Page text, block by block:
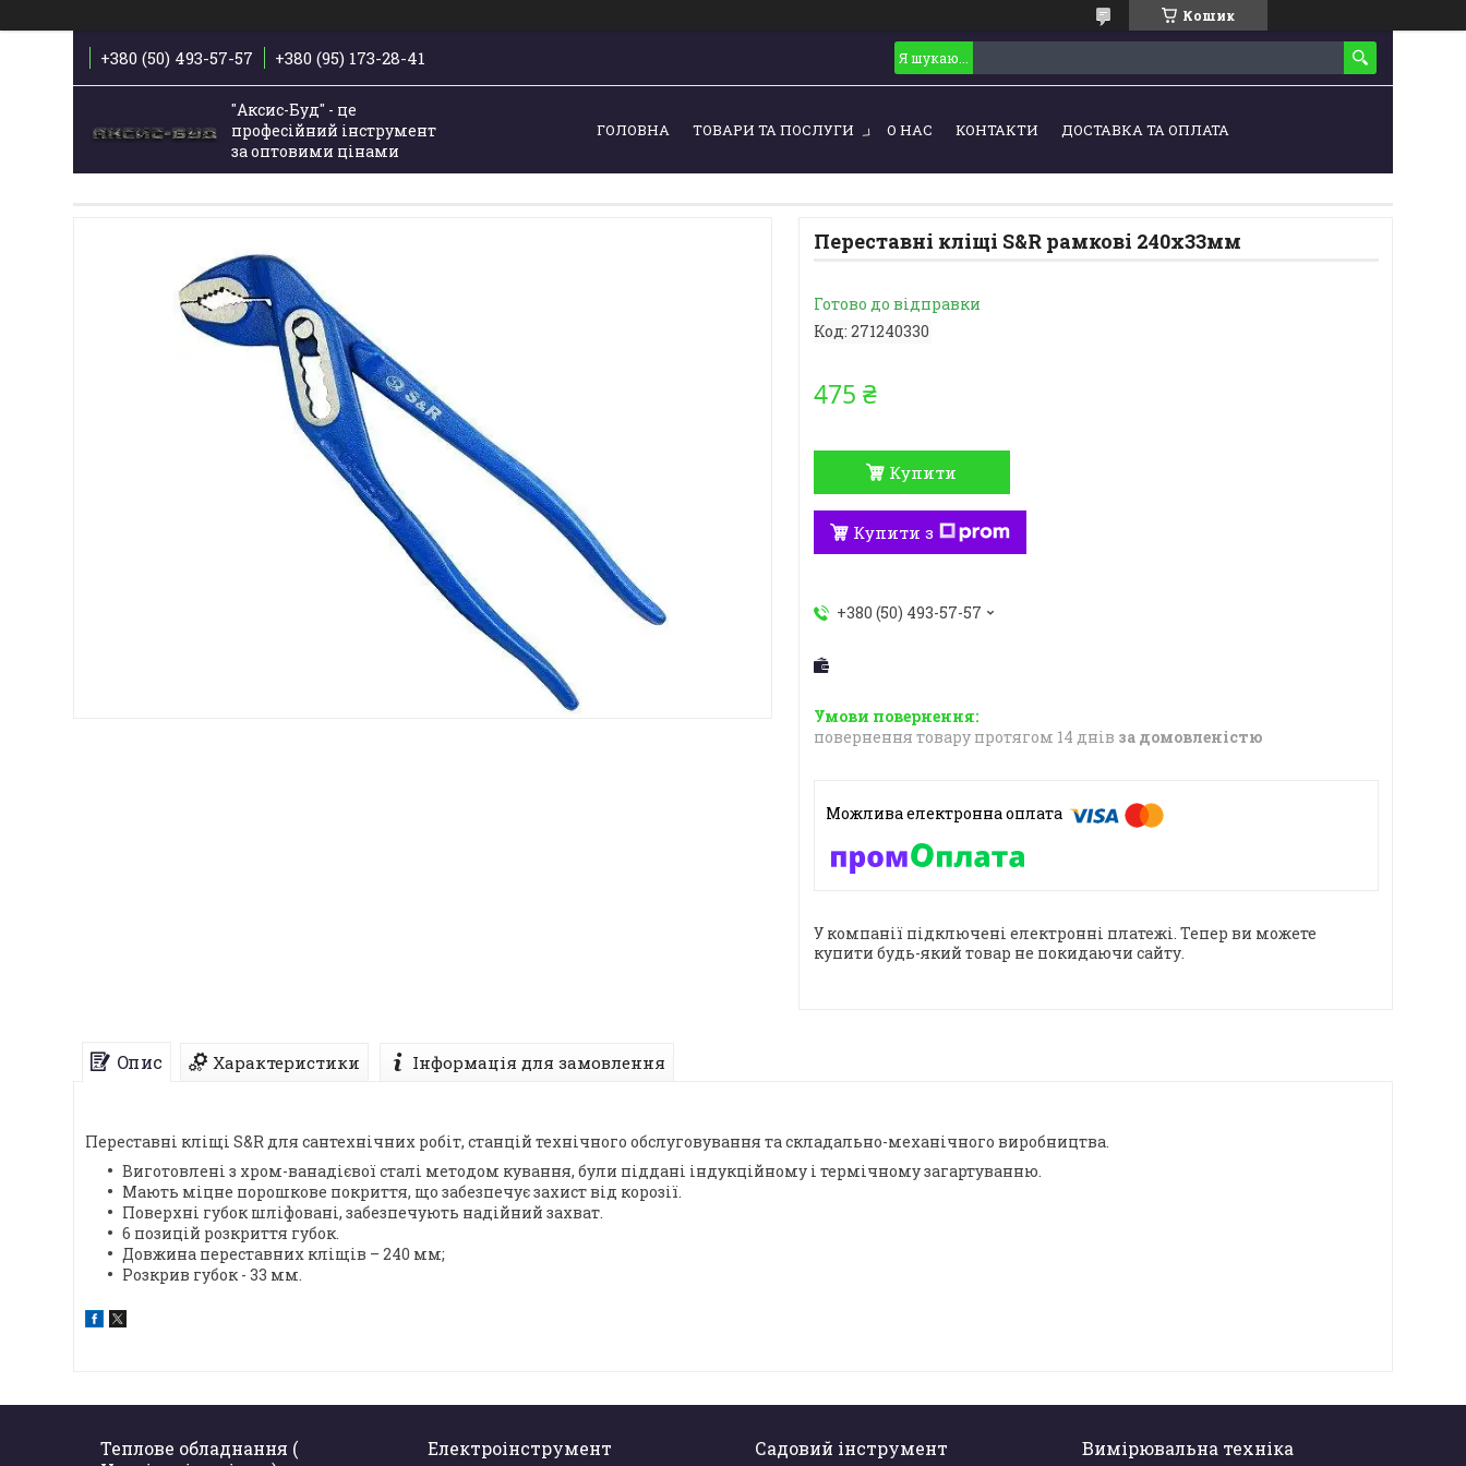
Кошик
+380 (50) 493-57-57 +380 (95) 173-28-41
"Аксис-Буд" - це
професійний інструмент
за оптовими цінами
ГОЛОВНА ТОВАРИ ТА ПОСЛУГИ О НАС КОНТАКТИ ДОСТАВКА ТА ОПЛАТА
Переставні кліщі S&R рамкові 240х33мм
Готово до відправки
Код: 271240330
475 ₴
Купити
Купити з
+380 (50) 493-57-57
повернення товару протягом 14 днів за домовленістю
У компанії підключені електронні платежі. Тепер ви можете
купити будь-який товар не покидаючи сайту.
Опис Характеристики Інформація для замовлення
Переставні кліщі S&R для сантехнічних робіт, станцій технічного обслуговування та складально-механічного виробництва.
Виготовлені з хром-ванадієвої сталі методом кування, були піддані індукційному і термічному загартуванню.
Мають міцне порошкове покриття, що забезпечує захист від корозії.
Поверхні губок шліфовані, забезпечують надійний захват.
6 позицій розкриття губок.
Довжина переставних кліщів – 240 мм;
Розкрив губок - 33 мм.
Теплове обладнання (
Електроінструмент Садовий інструмент Вимірювальна техніка